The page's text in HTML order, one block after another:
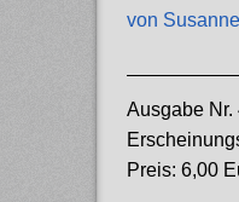
von
Ausgabe Nr.
Preis: 6,00